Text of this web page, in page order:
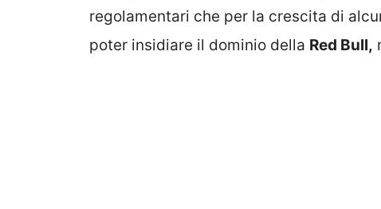
regolamentari che per la crescita di
poter insidiare il dominio della Red Bull,